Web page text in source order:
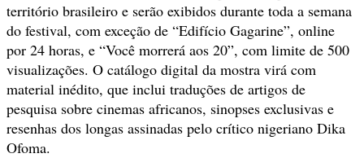
território brasileiro e serão exibidos durante toda a semana
do festival, com exceção de “Edifício Gagarine”, online
por 24 horas, e “Você morrerá aos 20”, com limite de 500
visualizações. O catálogo digital da mostra virá com
material inédito, que inclui traduções de artigos de
pesquisa sobre cinemas africanos, sinopses exclusivas e
resenhas dos longas assinadas pelo crítico nigeriano Dika
Ofoma.